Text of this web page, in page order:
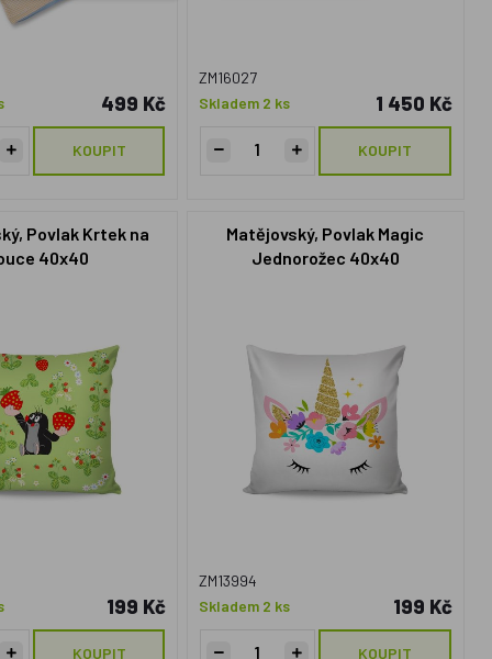
499 Kč
KOUPIT
ZM16027
Skladem 2 ks
1 450 Kč
KOUPIT
Povlak Krtek na
40x40
199 Kč
KOUPIT
Matějovský, Povlak Magic
Jednorožec 40x40
ZM13994
Skladem 2 ks
199 Kč
KOUPIT